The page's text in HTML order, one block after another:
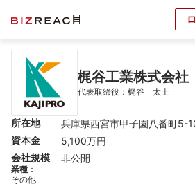
梶谷工業株式会社
代表取締役：梶谷　太士
所在地
兵庫県西宮市甲子園八番町5-
資本金
5,100万円
会社規模
非公開
業種 ：
その他